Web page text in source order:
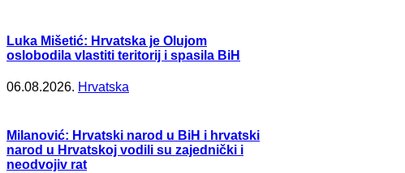
Luka Mišetić: Hrvatska je Olujom
oslobodila vlastiti teritorij i spasila BiH
06.08.2026. Hrvatska
Milanović: Hrvatski narod u BiH i hrvatski
narod u Hrvatskoj vodili su zajednički i
neodvojiv rat